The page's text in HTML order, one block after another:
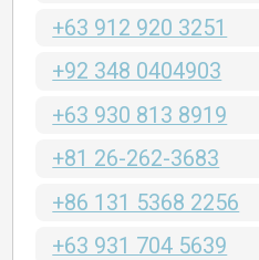
+63 912 920 3251
+92 348 0404903
+63 930 813 8919
+81 26-262-3683
+86 131 5368 2256
+63 931 704 5639